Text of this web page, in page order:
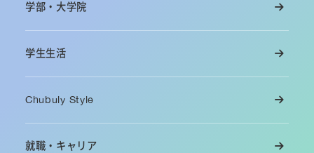
学部・大学院
学生生活
Chubuly Style
就職・キャリア